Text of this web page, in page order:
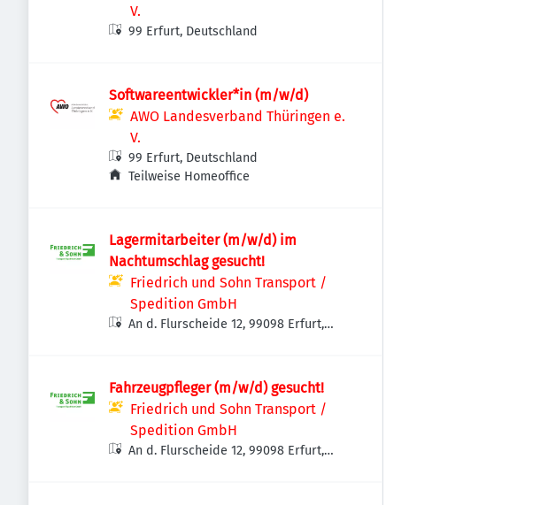
V.
99 Erfurt, Deutschland
Softwareentwickler*in (m/w/d)
AWO Landesverband Thüringen e.
V.
99 Erfurt, Deutschland
Teilweise Homeoffice
Lagermitarbeiter (m/w/d) im
Nachtumschlag gesucht!
Friedrich und Sohn Transport /
Spedition GmbH
An d. Flurscheide 12, 99098 Erfurt,
Fahrzeugpfleger (m/w/d) gesucht!
Friedrich und Sohn Transport /
Spedition GmbH
An d. Flurscheide 12, 99098 Erfurt,